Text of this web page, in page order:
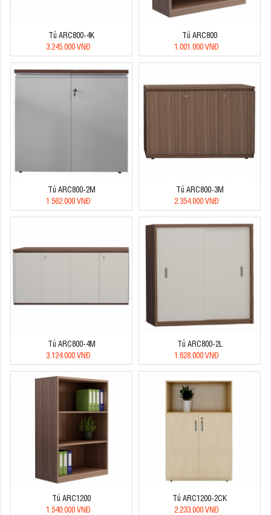
Tủ ARC800-4K
3.245.000 VNĐ
Tủ ARC800
1.001.000 VNĐ
Tủ ARC800-2M
1.562.000 VNĐ
Tủ ARC800-3M
2.354.000 VNĐ
Tủ ARC800-4M
3.124.000 VNĐ
Tủ ARC800-2L
1.628.000 VNĐ
Tủ ARC1200
1.540.000 VNĐ
Tủ ARC1200-2CK
2.233.000 VNĐ